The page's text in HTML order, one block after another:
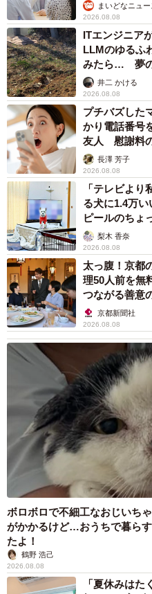
ラクターが草彅さんに合う
実際に演じていただいたと
超えてピッタリでした。羽
楽しくなります。
歌手・福来スズ子にとってキーパ
剛） ©︎NHK
BK朝ドラの「お楽しみ
の“再登場”
──大阪局制作の朝ドラでは
に『まんぷく』（2018年）
ムカムエヴリバディ』（
が登場するなど、歴代のBK
いう「お楽しみ」がありま
福岡
今回もあります。第1
『カムカムエヴリバディ』の
も「小道具の再登場」はい
動していますので、楽しみに
まいどなニュ
2026.08.08
ITエンジニア
LLMのゆるふ
みたら… 夢の
るか井二 かける
2026.08.08
プチバズした
かり電話番号
友人 慰謝料
解説】長澤 芳子
2026.08.08
「テレビよ
る犬に1.4万
ピールのちょ
梨木 香奈
2026.08.08
太っ腹！京都
理50人前を無
つながる善意
京都新聞社
2026.08.08
ボロボロで不細工なおじいち
がかかるけど…おうちで暮ら
たよ！
鶴野 浩己
2026.08.08
「夏休みは